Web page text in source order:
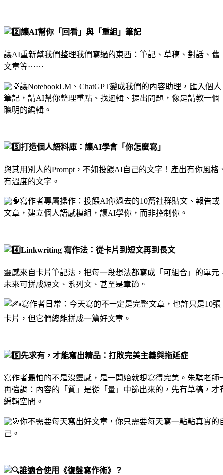
讓AI幫你「回看」與「重組」筆記
讓AI重新幫我們整理我們寫過的東西：筆記、草稿、對話、舊
文章等⋯⋯
讓NotebookLM、ChatGPT變成我們的內容助理，匯入個人
筆記，請AI幫你整理重點、找邏輯、提出問題，像是請教一個
聰明的編輯。
打造個人語料庫：讓AI學會「你怎麼寫」
與其用別人的Prompt，不如投餵AI自己的文字！產出有你風格
有溫度的文字。
寫作者專屬操作：投餵AI你過去的10篇社群貼文、報告或
文章，建立個人語感模組，讓AI學你，而非控制你。
Linkwriting 寫作法：從卡片到短文再到長文
靈感來自卡片筆記法，把每一段想法都寫成「可組合」的單元
未來可拼成短文、系列文、甚至是章節。
寫作者日常：今天寫的不一定是完整文章，也許只是10張
卡片，但它們總能拼成一篇好文章。
先求有，才能寫出精品：打敗完美主義與拖延症
寫作者最怕的不是沒靈感，是一開始就想寫得完美。朱騏老師
再強調：內容的「質」是從「量」中篩出來的，先有草稿，才
編輯空間。
你不需要每天寫出好文章，你只需要每天寫一點點真實的
己。
誰適合使用《復盤寫作術》？